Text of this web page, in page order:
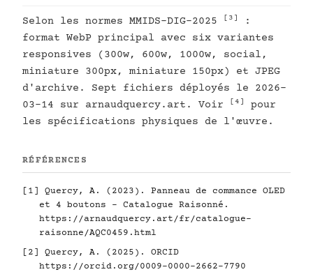
Selon les normes MMIDS-DIG-2025 [3]
:
format WebP principal avec six variantes
responsives (300w, 600w, 1000w, social,
miniature 300px, miniature 150px) et JPEG
d'archive. Sept fichiers déployés le 2026-
03-14 sur arnaudquercy.art. Voir
[4]
pour
les spécifications physiques de l'œuvre.
RÉFÉRENCES
[1]
Quercy, A. (2023). Panneau de commance OLED
et 4 boutons - Catalogue Raisonné.
https://arnaudquercy.art/fr/catalogue-
raisonne/AQC0459.html
[2]
Quercy, A. (2025). ORCID
https://orcid.org/0009-0000-2662-7790